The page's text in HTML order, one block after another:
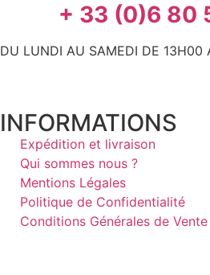
+ 33 (0)6 80
DU LUNDI AU SAMEDI DE 13H00
INFORMATIONS
Expédition et livraison
Qui sommes nous ?
Mentions Légales
Politique de Confidentialité
Conditions Générales de Vente